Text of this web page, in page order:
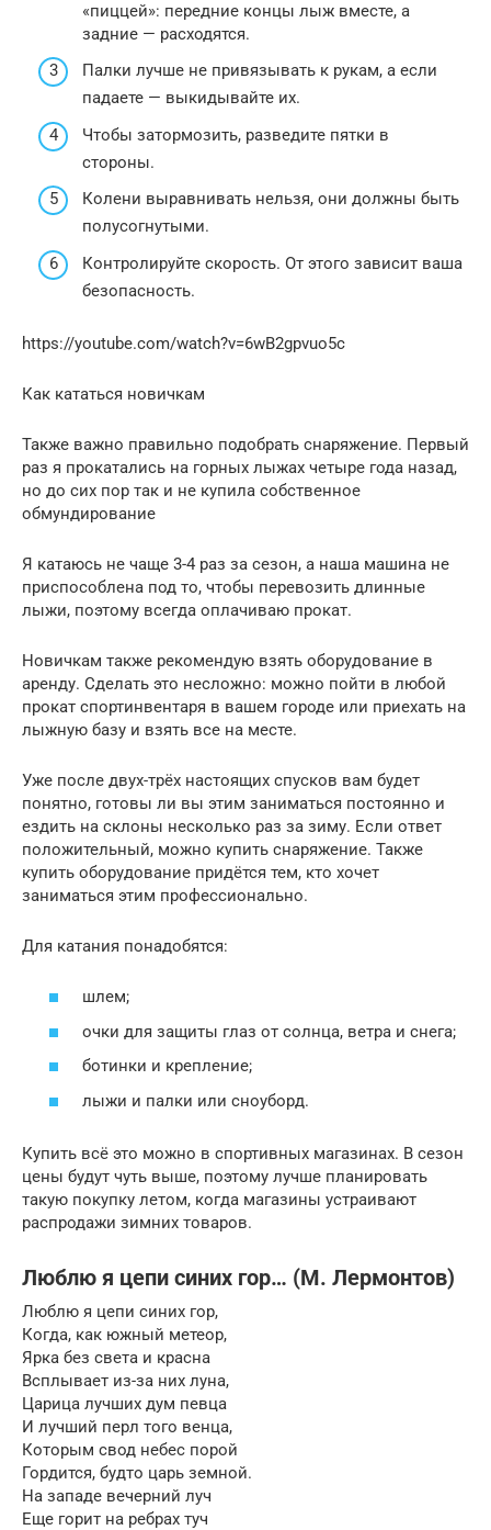
«пиццей»: передние концы лыж вместе, а
задние — расходятся.
Палки лучше не привязывать к рукам, а если
падаете — выкидывайте их.
Чтобы затормозить, разведите пятки в
стороны.
Колени выравнивать нельзя, они должны быть
полусогнутыми.
Контролируйте скорость. От этого зависит ваша
безопасность.
https://youtube.com/watch?v=6wB2gpvuo5c
Как кататься новичкам
Также важно правильно подобрать снаряжение. Первый
раз я прокатались на горных лыжах четыре года назад,
но до сих пор так и не купила собственное
обмундирование
Я катаюсь не чаще 3-4 раз за сезон, а наша машина не
приспособлена под то, чтобы перевозить длинные
лыжи, поэтому всегда оплачиваю прокат.
Новичкам также рекомендую взять оборудование в
аренду. Сделать это несложно: можно пойти в любой
прокат спортинвентаря в вашем городе или приехать на
лыжную базу и взять все на месте.
Уже после двух-трёх настоящих спусков вам будет
понятно, готовы ли вы этим заниматься постоянно и
ездить на склоны несколько раз за зиму. Если ответ
положительный, можно купить снаряжение. Также
купить оборудование придётся тем, кто хочет
заниматься этим профессионально.
Для катания понадобятся:
шлем;
очки для защиты глаз от солнца, ветра и снега;
ботинки и крепление;
лыжи и палки или сноуборд.
Купить всё это можно в спортивных магазинах. В сезон
цены будут чуть выше, поэтому лучше планировать
такую покупку летом, когда магазины устраивают
распродажи зимних товаров.
Люблю я цепи синих гор… (М. Лермонтов)
Люблю я цепи синих гор,
Когда, как южный метеор,
Ярка без света и красна
Всплывает из-за них луна,
Царица лучших дум певца
И лучший перл того венца,
Которым свод небес порой
Гордится, будто царь земной.
На западе вечерний луч
Еще горит на ребрах туч